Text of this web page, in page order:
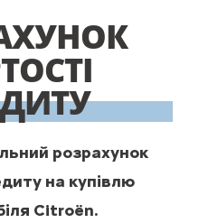
розрахунок
на купівлю
Citroën.